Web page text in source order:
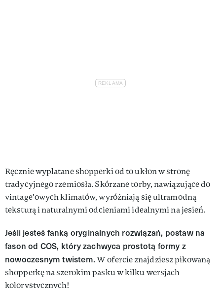
Ręcznie wyplatane shopperki od to ukłon w stronę
tradycyjnego rzemiosła. Skórzane torby, nawiązujące do
vintage'owych klimatów, wyróżniają się ultramodną
teksturą i naturalnymi odcieniami idealnymi na jesień.
Jeśli jesteś fanką oryginalnych rozwiązań, postaw na
fason od COS, który zachwyca prostotą formy z
nowoczesnym twistem.W ofercie znajdziesz pikowaną
shopperkę na szerokim pasku w kilku wersjach
kolorystycznych!